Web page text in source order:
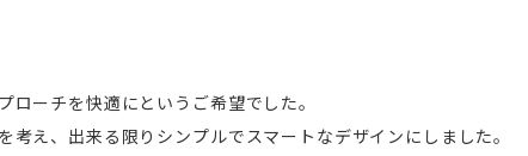
ローチを快適にというご希望でした。
考え、出来る限りシンプルでスマートなデザインにしました。